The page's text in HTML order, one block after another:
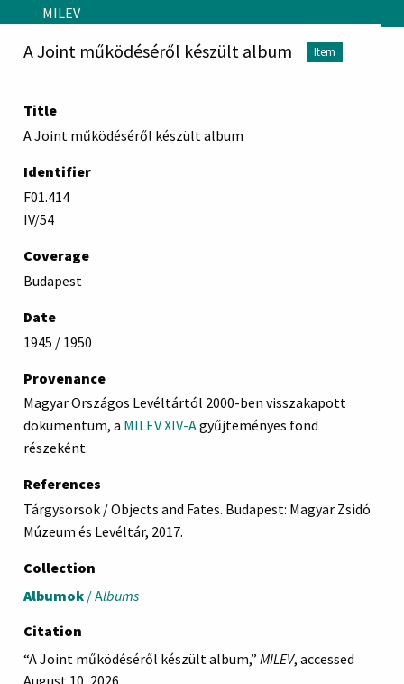
Skip to main content
MILEV
A Joint működéséről készült album Item
Title
A Joint működéséről készült album
Identifier
F01.414
IV/54
Coverage
Budapest
Date
1945 / 1950
Provenance
Magyar Országos Levéltártól 2000-ben visszakapott
dokumentum, a MILEV XIV-Agyűjteményes fond
részeként.
References
Tárgysorsok / Objects and Fates. Budapest: Magyar Zsidó
Múzeum és Levéltár, 2017.
Collection
Albumok / Albums
Citation
“A Joint működéséről készült album,” MILEV, accessed